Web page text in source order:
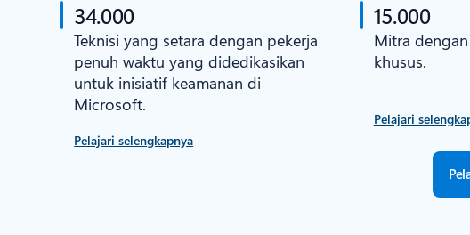
34.000
Teknisi yang setara dengan pekerja
penuh waktu yang didedikasikan
untuk inisiatif keamanan di
Microsoft.
Pelajari selengkapnya
15.000
Mitra
khusus.
Pelajari